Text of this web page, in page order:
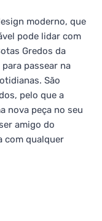
moderno, que
pode lidar com
Gredos da
passear na
São
pelo que a
nova peça no seu
amigo do
com qualquer